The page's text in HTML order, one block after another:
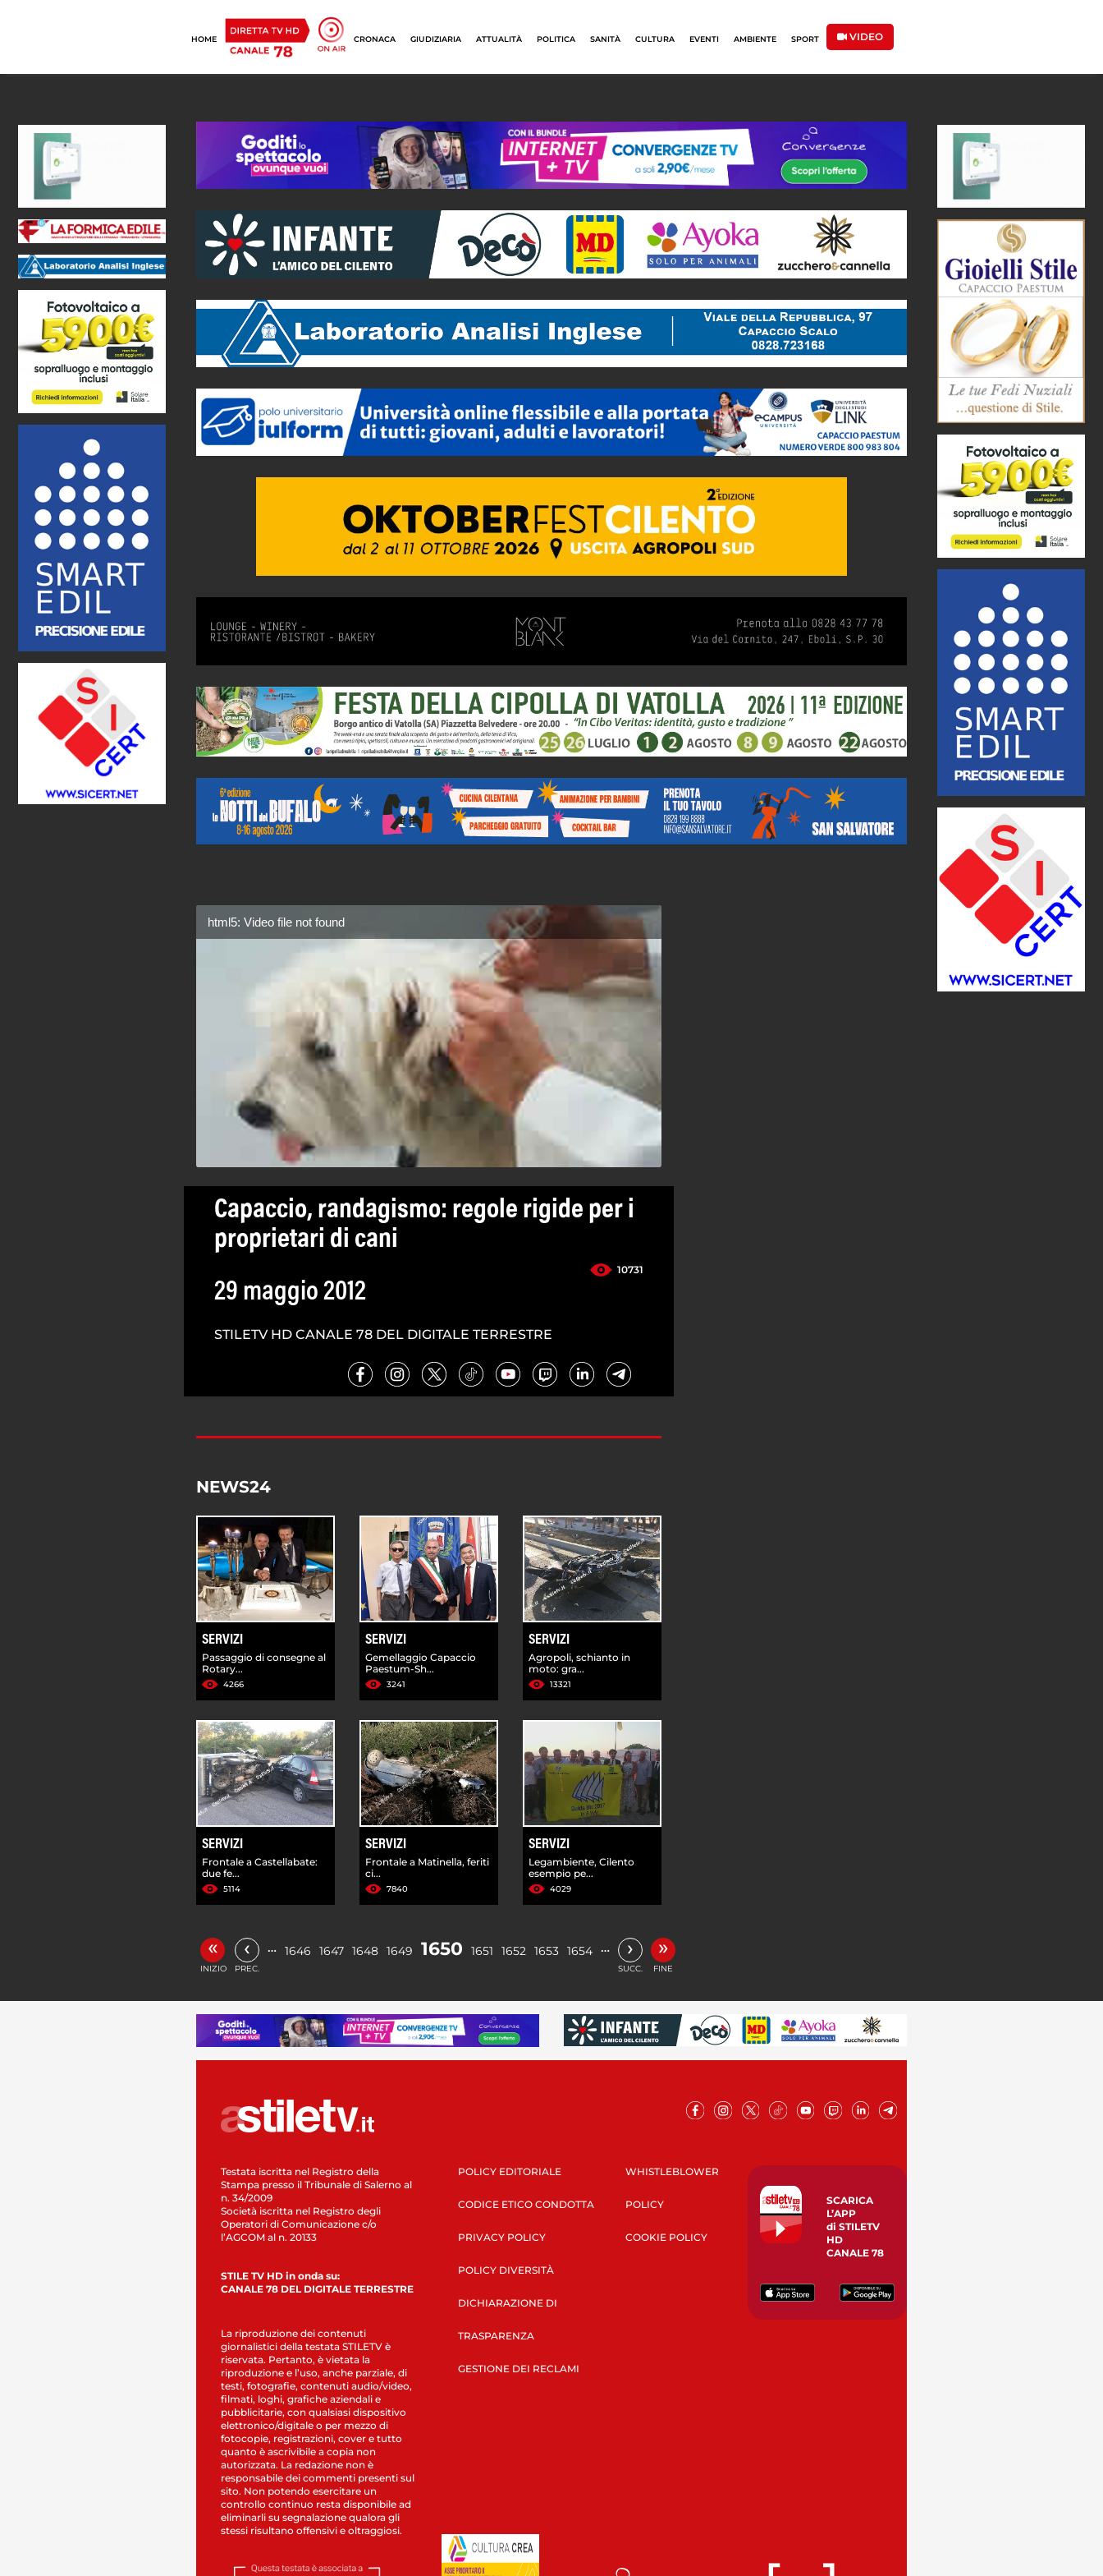
HOME CRONACA GIUDIZIARIA ATTUALITÀ POLITICA SANITÀ CULTURA EVENTI AMBIENTE SPORT VIDEO
html5: Video file not found
Capaccio, randagismo: regole rigide per i
proprietari di cani
10731
29 maggio 2012
STILETV HD CANALE 78 DEL DIGITALE TERRESTRE
NEWS24
SERVIZI
Passaggio di consegne al
Rotary...
4266
SERVIZI
Gemellaggio Capaccio
Paestum-Sh...
3241
SERVIZI
Agropoli, schianto in
moto: gra...
13321
SERVIZI
Frontale a Castellabate:
due fe...
5114
SERVIZI
Frontale a Matinella, feriti
ci...
7840
SERVIZI
Legambiente, Cilento
esempio pe...
4029
«
INIZIO
‹
PREC.
… 1646 1647 1648 1649 1650 1651 1652 1653 1654 … ›
SUCC.
»
FINE
Testata iscritta nel Registro della
Stampa presso il Tribunale di Salerno al
n. 34/2009
Società iscritta nel Registro degli
Operatori di Comunicazione c/o
l’AGCOM al n. 20133
STILE TV HD in onda su:
CANALE 78 DEL DIGITALE TERRESTRE
La riproduzione dei contenuti
giornalistici della testata STILETV è
riservata. Pertanto, è vietata la
riproduzione e l’uso, anche parziale, di
testi, fotografie, contenuti audio/video,
filmati, loghi, grafiche aziendali e
pubblicitarie, con qualsiasi dispositivo
elettronico/digitale o per mezzo di
fotocopie, registrazioni, cover e tutto
quanto è ascrivibile a copia non
autorizzata. La redazione non è
responsabile dei commenti presenti sul
sito. Non potendo esercitare un
controllo continuo resta disponibile ad
eliminarli su segnalazione qualora gli
stessi risultano offensivi e oltraggiosi.
POLICY EDITORIALE
CODICE ETICO CONDOTTA
PRIVACY POLICY
POLICY DIVERSITÀ
DICHIARAZIONE DI
TRASPARENZA
GESTIONE DEI RECLAMI
WHISTLEBLOWER
POLICY
COOKIE POLICY
SCARICA
L’APP
di STILETV
HD
CANALE 78